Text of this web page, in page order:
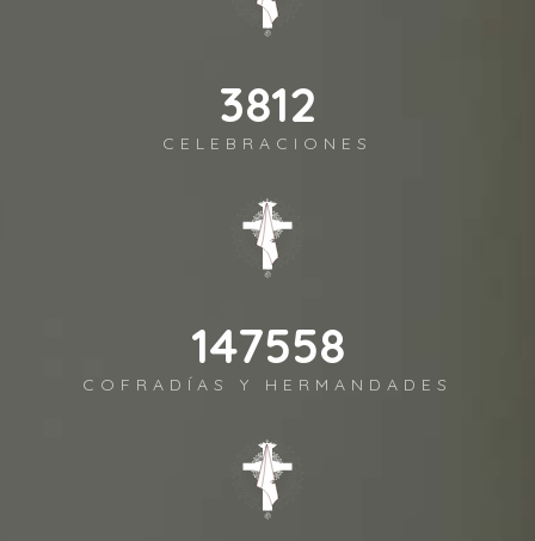
3958
CELEBRACIONES
153233
COFRADÍAS Y HERMANDADES